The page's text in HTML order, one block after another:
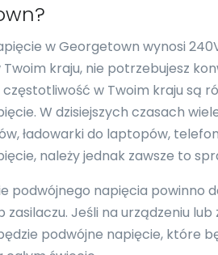
w Georgetown wynosi
Twoim kraju, nie potrzebujesz
w Twoim kraju są
W dzisiejszych czasach
ładowarki do laptopów,
należy jednak zawsze to
podwójnego napięcia powinno
zasilaczu. Jeśli na urządzeniu
podwójne napięcie, które